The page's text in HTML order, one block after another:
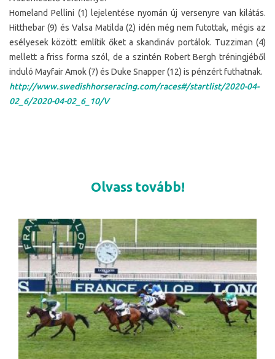
Homeland Pellini (1) lejelentése nyomán új versenyre van kilátás.
Hitthebar (9) és Valsa Matilda (2) idén még nem futottak, mégis az
esélyesek között említik őket a skandináv portálok. Tuzziman (4)
mellett a friss forma szól, de a szintén Robert Bergh tréningjéből
induló Mayfair Amok (7) és Duke Snapper (12) is pénzért futhatnak.
http://www.swedishhorseracing.com/races#/startlist/2020-04-
02_6/2020-04-02_6_10/V
Olvass tovább!